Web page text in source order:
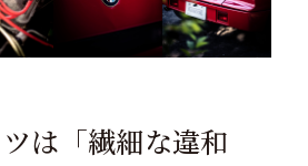
は「繊細な違和